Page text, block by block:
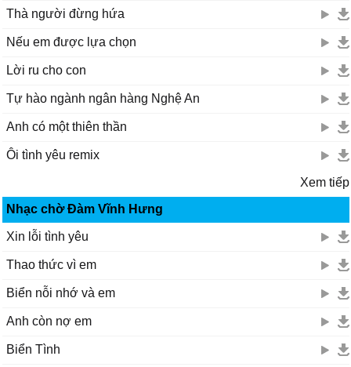
Thà người đừng hứa
Nếu em được lựa chọn
Lời ru cho con
Tự hào ngành ngân hàng Nghệ An
Anh có một thiên thần
Ôi tình yêu remix
Xem tiếp
Nhạc chờ Đàm Vĩnh Hưng
Xin lỗi tình yêu
Thao thức vì em
Biển nỗi nhớ và em
Anh còn nợ em
Biển Tình